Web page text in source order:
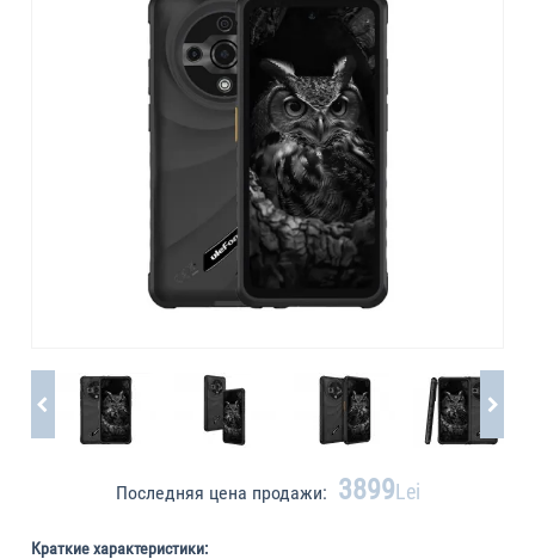
Последняя цена продажи: 3899Lei
Краткие характеристики: